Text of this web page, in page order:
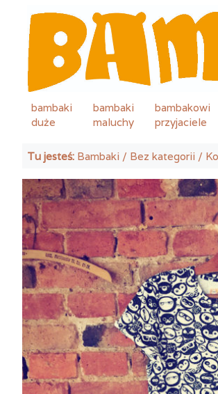
bambaki
duże
bambaki
maluchy
bambakowi
przyjaciele
Tu jesteś: Bambaki / Bez kategorii /